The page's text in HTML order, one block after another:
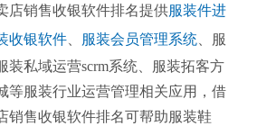
店销售收银软件排名提供服装件进
收银软件 服装会员管理系统
服
装私域运营scrm系统、服装拓客方
等服装行业运营管理相关应用，借
销售收银软件排名可帮助服装鞋